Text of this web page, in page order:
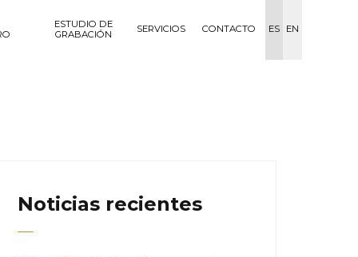
ESTUDIO DE
GRABACIÓN
SERVICIOS CONTACTO ES EN
Noticias recientes